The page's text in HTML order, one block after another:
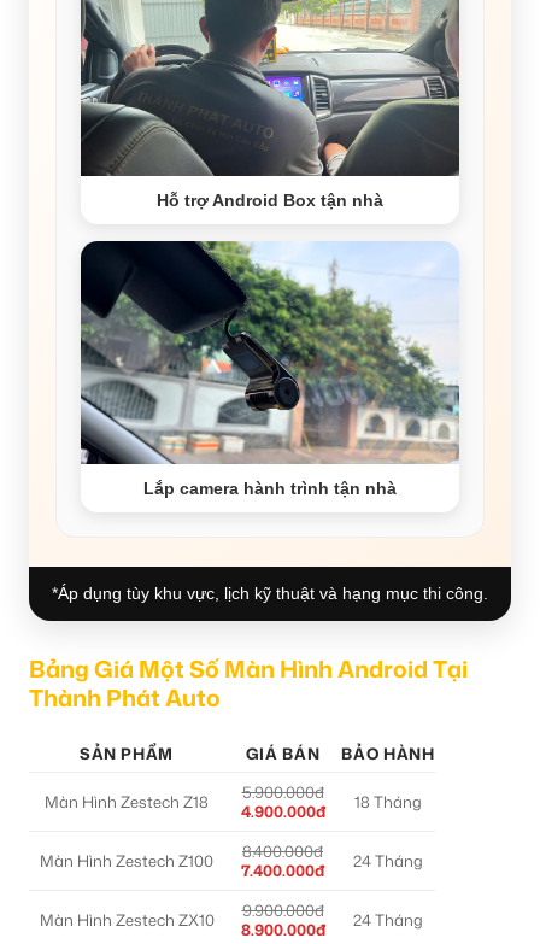
Hỗ trợ Android Box tận nhà
Lắp camera hành trình tận nhà
*Áp dụng tùy khu vực, lịch kỹ thuật và hạng mục thi công.
Bảng Giá Một Số Màn Hình Android Tại
Thành Phát Auto
SẢN PHẨM GIÁ BÁN BẢO HÀNH
Màn Hình Zestech Z18
5.900.000đ
4.900.000đ
18 Tháng
Màn Hình Zestech Z100
8.400.000đ
7.400.000đ
24 Tháng
Màn Hình Zestech ZX10
9.900.000đ
8.900.000đ
24 Tháng